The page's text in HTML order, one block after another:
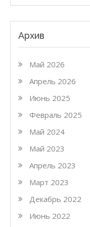
Архив
Май 2026
Апрель 2026
Июнь 2025
Февраль 2025
Май 2024
Май 2023
Апрель 2023
Март 2023
Декабрь 2022
Июнь 2022